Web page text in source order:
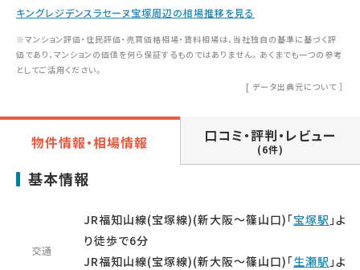
キングレジデンスラセーヌ宝塚周辺の相場推移を見る
※マンション評価・住民評価・売買価格相場・賃料相場は、当社独自の基準に基づく評
価であり、マンションの価値を何ら保証するものではありません。 あくまでも一つの参考
としてご活用ください。
[ データ出典元について ］
物件情報・相場情報 口コミ・評判・レビュー
(6件)
基本情報
交通
JR福知山線(宝塚線)(新大阪～篠山口)「宝塚駅」よ
り徒歩で6分
JR福知山線(宝塚線)(新大阪～篠山口)「生瀬駅」よ